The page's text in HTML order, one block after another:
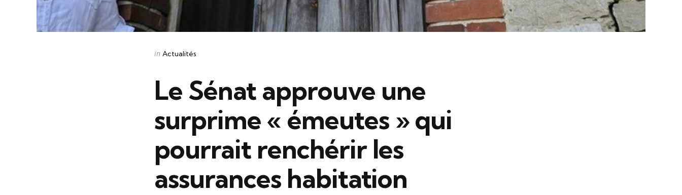
Categories
Posted
in Actualités
Le Sénat approuve une
surprime « émeutes » qui
pourrait renchérir les
assurances habitation